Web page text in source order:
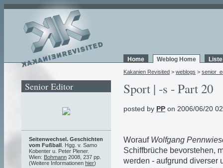
Home Weblog Home
Kakanien Revisited > weblogs >
Sport | -s - Part 20
posted by PP on 2006/06/20
Worauf Wolfgang
Schiffbrüche bevorstehen,
werden - aufgrund diverser
Senior Editor
Seitenwechsel. Geschichten
vom Fußball . Hgg. v. Samo
Kobenter u. Peter Plener.
Wien: Bohmann 2008, 237 pp.
(Weitere Informationen hier)